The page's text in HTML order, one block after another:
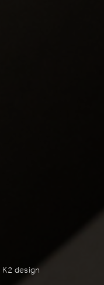
K2 design